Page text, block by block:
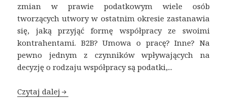
zmian w prawie podatkowym wiele osób
tworzących utwory w ostatnim okresie zastanawia
się, jaką przyjąć formę współpracy ze swoimi
kontrahentami. B2B? Umowa o pracę? Inne? Na
pewno jednym z czynników wpływających na
decyzję o rodzaju współpracy są podatki,...
Czytaj dalej